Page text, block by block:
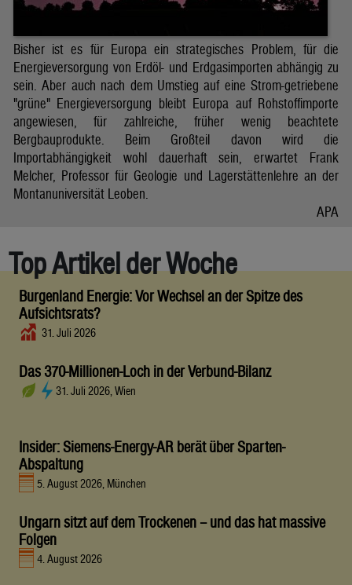
Bisher ist es für Europa ein strategisches Problem, für die
Energieversorgung von Erdöl- und Erdgasimporten abhängig zu
sein. Aber auch nach dem Umstieg auf eine Strom-getriebene
"grüne" Energieversorgung bleibt Europa auf Rohstoffimporte
angewiesen, für zahlreiche, früher wenig beachtete
Bergbauprodukte. Beim Großteil davon wird die
Importabhängigkeit wohl dauerhaft sein, erwartet Frank
Melcher, Professor für Geologie und Lagerstättenlehre an der
Montanuniversität Leoben.
APA
Top Artikel der Woche
Burgenland Energie: Vor Wechsel an der Spitze des
Aufsichtsrats?
31. Juli 2026
Das 370-Millionen-Loch in der Verbund-Bilanz
31. Juli 2026, Wien
Insider: Siemens-Energy-AR berät über Sparten-
Abspaltung
5. August 2026, München
Ungarn sitzt auf dem Trockenen – und das hat massive
Folgen
4. August 2026